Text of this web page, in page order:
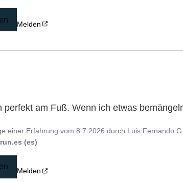
Melden
perfekt am Fuß. Wenn ich etwas
einer Erfahrung vom8.7.2026 durch Luis Fernando G.
(es)
Melden